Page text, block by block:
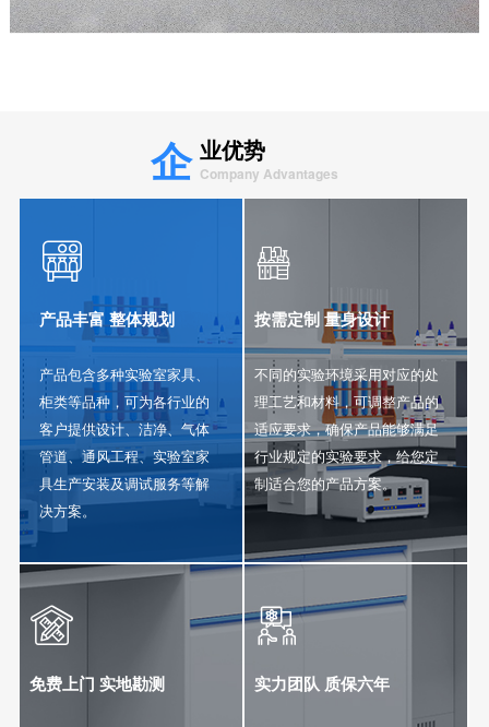
企 业优势
Company Advantages

产品丰富 整体规划
产品包含多种实验室家具、
柜类等品种，可为各行业的
客户提供设计、洁净、气体
管道、通风工程、实验室家
具生产安装及调试服务等解
决方案。

按需定制 量身设计
不同的实验环境采用对应的处
理工艺和材料，可调整产品的
适应要求，确保产品能够满足
行业规定的实验要求，给您定
制适合您的产品方案。

免费上门 实地勘测

实力团队 质保六年